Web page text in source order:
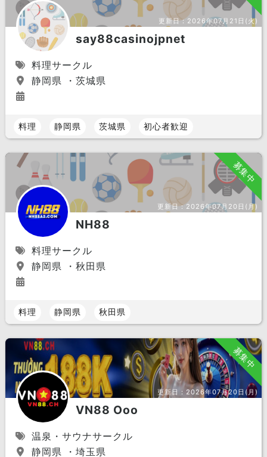
更新日： 2026年07月21日(火)
say88casinojpnet
料理サークル
静岡県 ・茨城県
料理 静岡県 茨城県 初心者歓迎
募集中
更新日：2026年07月20日(月)
NH88
料理サークル
静岡県 ・秋田県
料理 静岡県 秋田県
募集中
更新日： 2026年07月20日(月)
VN88 Ooo
温泉・サウナサークル
静岡県 ・埼玉県